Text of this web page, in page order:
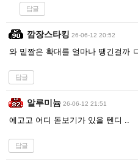
답글
깜장스타킹 26-06-12 20:52
와 밑짤은 확대를 얼마나 땡긴걸까
답글
알루미늄 26-06-12 21:51
에고고 어디 돋보기가 있을 텐디 ..
답글